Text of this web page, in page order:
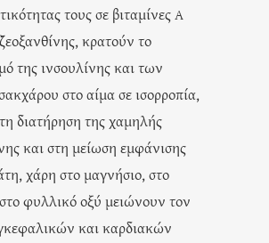
τους σε βιταμίνες Α
κρατούν το
της ινσουλίνης και των
στο αίμα σε ισορροπία,
διατήρηση της χαμηλής
και στη μείωση εμφάνισης
χάρη στο μαγνήσιο, στο
φυλλικό οξύ μειώνουν τον
και καρδιακών